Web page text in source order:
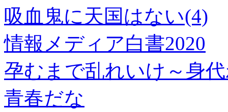
吸血鬼に天国はない(4)
情報メディア白書2020
孕むまで乱れいけ～身
青春だな